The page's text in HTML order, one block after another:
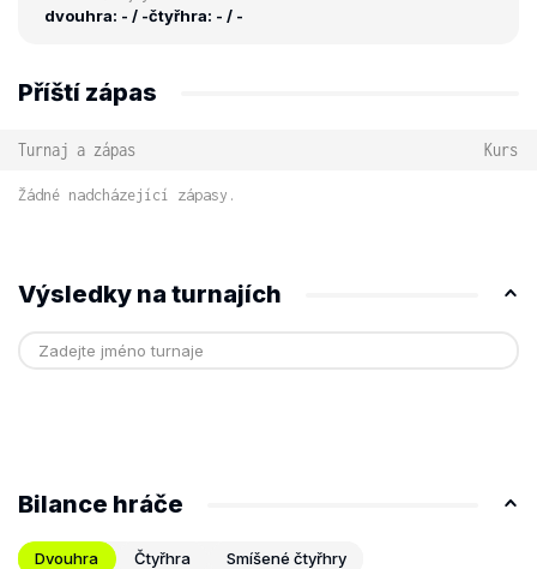
dvouhra: - / -čtyřhra: - / -
Příští zápas
Turnaj a zápas Kurs
Žádné nadcházející zápasy.
Výsledky na turnajích
Bilance hráče
Dvouhra Čtyřhra Smíšené čtyřhry